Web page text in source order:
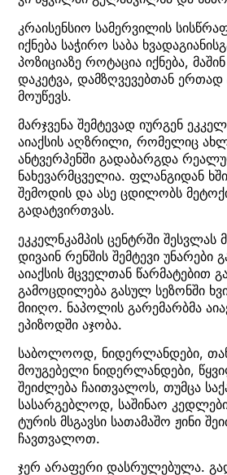
კრაისენსიო სამერვილის
იქნება საჭირო საბა
პოზიციაზე როტაცია იქნება,
დაკეტვა, დამზღვევებთან ერთად
მოუწევს.
მარჯვენა შემტევად იურგენ
აიაქსის აღზრილი, რომელიც
ანტვერპენში გადაბარგდა
ნახევარმცველია. ფლანგიდან
შემოდის და ასე ცდილობს
გადატვირთვას.
ეკკელნკამპის ცენტრში შესვლას
დივაინ რენშის შემტევი უნარები
აიაქსის მცველთან წარმატებით
გამოცდილება გასულ სეზონში
მიიღო. ნაპოლის გარემარბმა
ეპიზოდში აჯობა.
საბოლოოდ, ნიდერლანდები,
მოუგებელი ნიდერლანდები,
შეიძლება ჩაითვალოს, თუმცა
სასარგებლოდ, საშინაო
ტურის მსგავსი სათამაშო ჟინი
ჩავთვალოთ.
ჯერ არაფერი დასრულებულა.